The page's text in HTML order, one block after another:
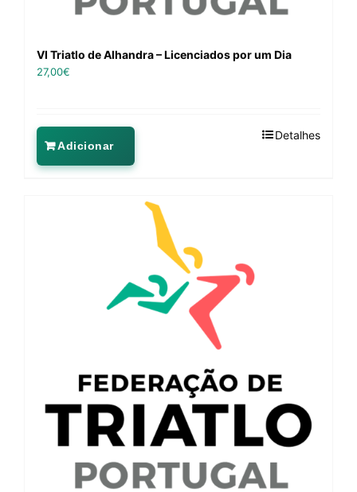
VI Triatlo de Alhandra – Licenciados por um Dia
27,00€
Adicionar
Detalhes